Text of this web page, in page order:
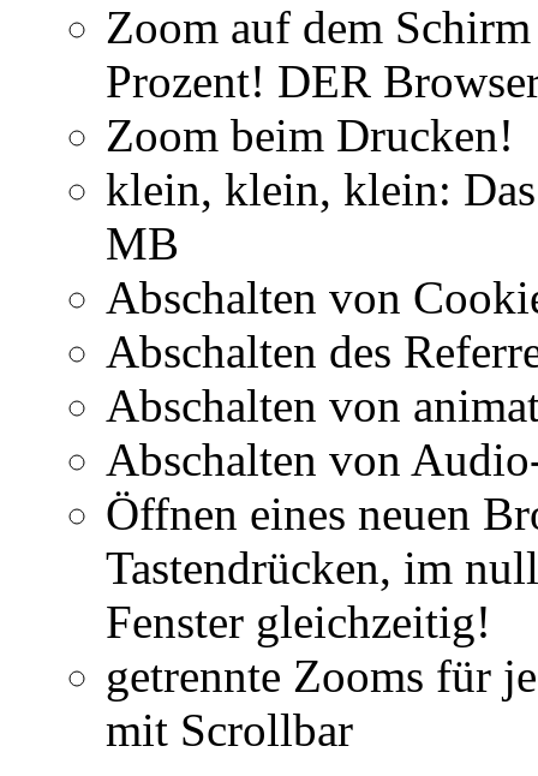
Zoom auf dem
Prozent! DER
Zoom beim Drucken!
klein, klein, klein:
MB
Abschalten von
Abschalten des
Abschalten von
Abschalten von
Öffnen eines neuen
Tastendrücken, im
Fenster gleichzeitig!
getrennte Zooms für
mit Scrollbar